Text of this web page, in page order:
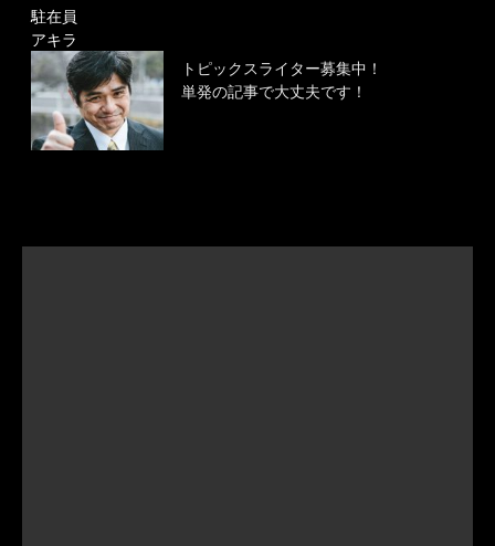
駐在員
アキラ
トピックスライター募集中！
単発の記事で大丈夫です！